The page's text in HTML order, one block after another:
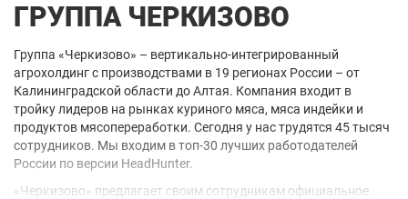
ГРУППА ЧЕРКИЗОВО
Группа «Черкизово» – вертикально-интегрированный
агрохолдинг с производствами в 19 регионах России – от
Калининградской области до Алтая. Компания входит в
тройку лидеров на рынках куриного мяса, мяса индейки и
продуктов мясопереработки. Сегодня у нас трудятся 45 тысяч
сотрудников. Мы входим в топ-30 лучших работодателей
России по версии HeadHunter.
«Черкизово» предлагает своим сотрудникам официальное